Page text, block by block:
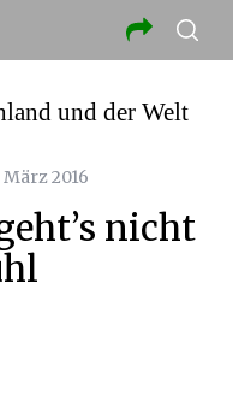
März 2016
nicht